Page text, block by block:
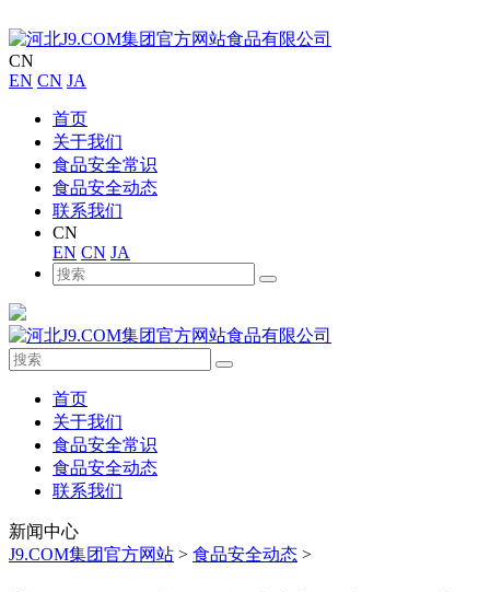
CN
EN CN JA
首页
关于我们
食品安全常识
食品安全动态
联系我们
CN
EN CN JA
首页
关于我们
食品安全常识
食品安全动态
联系我们
新闻中心
J9.COM集团官方网站 > 食品安全动态 >